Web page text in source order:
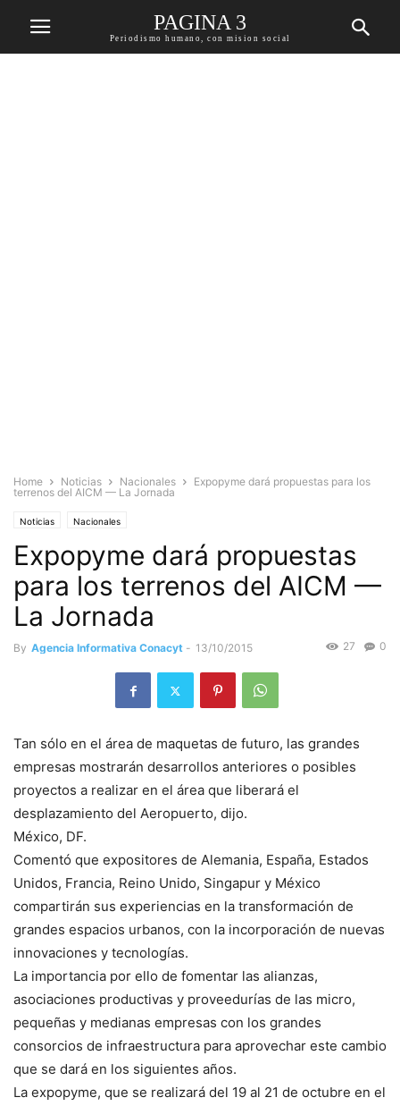
PAGINA 3
Periodismo humano, con mision social
Home Noticias Nacionales
Expopyme dará propuestas para los
terrenos del AICM — La Jornada
Noticias Nacionales
Expopyme dará propuestas
para los terrenos del AICM —
La Jornada
By Agencia Informativa Conacyt - 13/10/2015 0
27
Tan sólo en el área de maquetas de futuro, las grandes
empresas mostrarán desarrollos anteriores o posibles
proyectos a realizar en el área que liberará el
desplazamiento del Aeropuerto, dijo.
México, DF.
Comentó que expositores de Alemania, España, Estados
Unidos, Francia, Reino Unido, Singapur y México
compartirán sus experiencias en la transformación de
grandes espacios urbanos, con la incorporación de nuevas
innovaciones y tecnologías.
La importancia por ello de fomentar las alianzas,
asociaciones productivas y proveedurías de las micro,
pequeñas y medianas empresas con los grandes
consorcios de infraestructura para aprovechar este cambio
que se dará en los siguientes años.
La expopyme, que se realizará del 19 al 21 de octubre en el